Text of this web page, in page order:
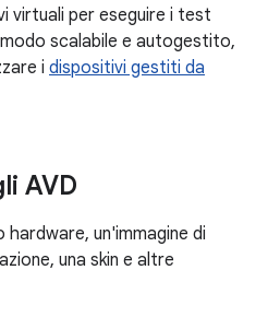
virtuali per eseguire i test
scalabile e autogestito,
i dispositivi gestiti da
AVD
hardware, un'immagine di
una skin e altre